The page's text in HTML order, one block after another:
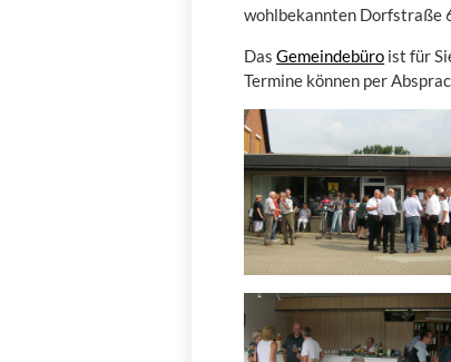
wohlbekannten Dorfstraße
DasGemeindebüro ist für
Termine können per